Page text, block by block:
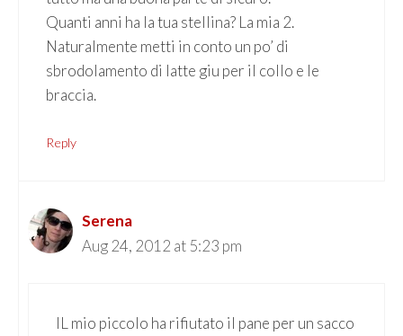
Quanti anni ha la tua stellina? La mia 2.
Naturalmente metti in conto un po’ di
sbrodolamento di latte giu per il collo e le
braccia.
Reply
Serena
Aug 24, 2012 at 5:23 pm
IL mio piccolo ha rifiutato il pane per un sacco